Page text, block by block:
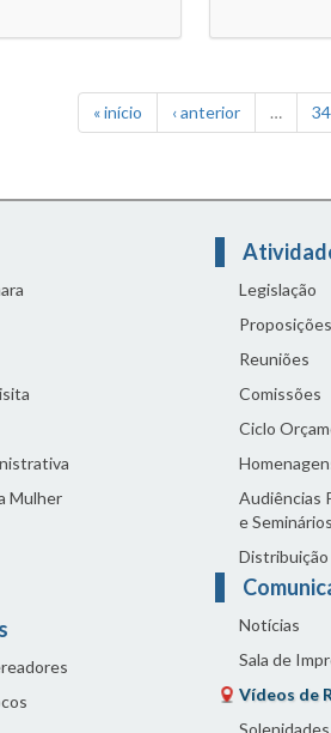
« início ‹ anterior …
Mulher
Legislação
Proposições
Reuniões
Comissões
Ciclo
Audiências
e Seminários
Distribuição
Notícias
Sala de
Vídeos de
Solenidades